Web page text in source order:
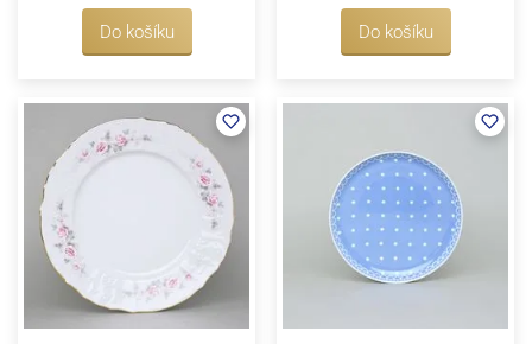
Do košíku Do košíku